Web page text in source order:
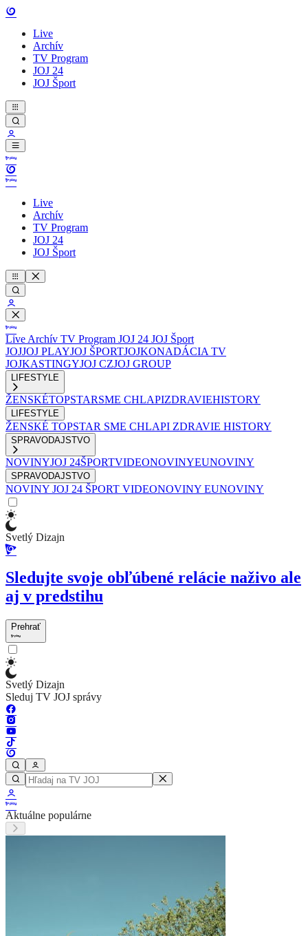
Live
Archív
TV Program
JOJ 24
JOJ Šport
Live
Archív
TV Program
JOJ 24
JOJ Šport
Live Archív TV Program JOJ 24 JOJ Šport
JOJJOJ PLAYJOJ ŠPORTJOJKONADÁCIA TV
JOJKASTINGYJOJ CZJOJ GROUP
LIFESTYLE
ŽENSKÉTOPSTARSME CHLAPIZDRAVIEHISTORY
LIFESTYLE
ŽENSKÉ TOPSTAR SME CHLAPI ZDRAVIE HISTORY
SPRAVODAJSTVO
NOVINYJOJ 24ŠPORTVIDEONOVINYEUNOVINY
SPRAVODAJSTVO
NOVINY JOJ 24 ŠPORT VIDEONOVINY EUNOVINY
Svetlý Dizajn
Sledujte svoje obľúbené relácie naživo ale
aj v predstihu
Prehrať
Svetlý Dizajn
Sleduj TV JOJ správy
Aktuálne populárne